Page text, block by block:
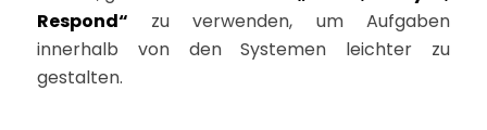
Respond“ zu verwenden, um Aufgaben
innerhalb von den Systemen leichter zu
gestalten.